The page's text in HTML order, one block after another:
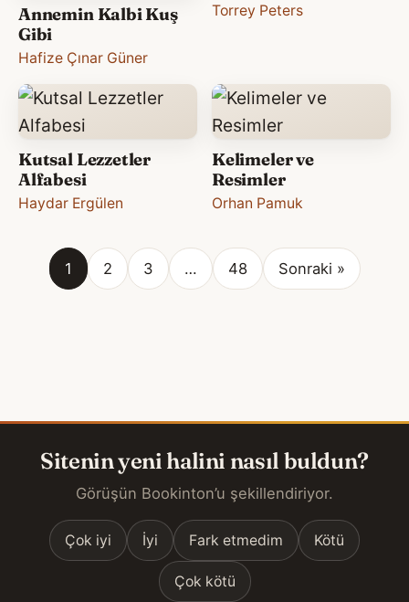
Annemin Kalbi Kuş
Gibi
Hafize Çınar Güner
Torrey Peters
Kutsal Lezzetler
Alfabesi
Haydar Ergülen
Kelimeler ve
Resimler
Orhan Pamuk
1 2 3 … 48 Sonraki »
Sitenin yeni halini nasıl buldun?
Görüşün Bookinton’u şekillendiriyor.
Çok iyi İyi Fark etmedim Kötü
Çok kötü